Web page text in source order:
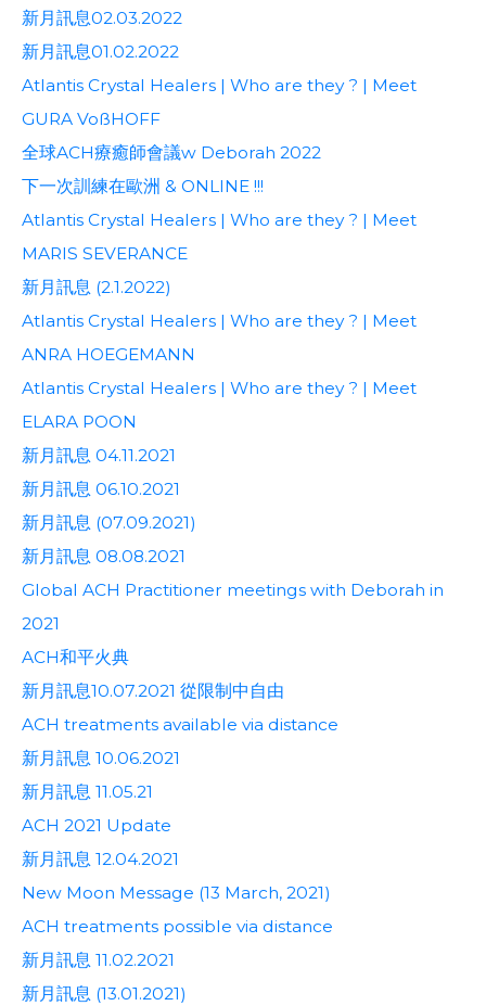
新月訊息02.03.2022
新月訊息01.02.2022
Atlantis Crystal Healers | Who are they ? | Meet
GURA VoßHOFF
全球ACH療癒師會議w Deborah 2022
下一次訓練在歐洲 & ONLINE !!!
Atlantis Crystal Healers | Who are they ? | Meet
MARIS SEVERANCE
新月訊息 (2.1.2022)
Atlantis Crystal Healers | Who are they ? | Meet
ANRA HOEGEMANN
Atlantis Crystal Healers | Who are they ? | Meet
ELARA POON
新月訊息 04.11.2021
新月訊息 06.10.2021
新月訊息 (07.09.2021)
新月訊息 08.08.2021
Global ACH Practitioner meetings with Deborah in
2021
ACH和平火典
新月訊息10.07.2021 從限制中自由
ACH treatments available via distance
新月訊息 10.06.2021
新月訊息 11.05.21
ACH 2021 Update
新月訊息 12.04.2021
New Moon Message (13 March, 2021)
ACH treatments possible via distance
新月訊息 11.02.2021
新月訊息 (13.01.2021)